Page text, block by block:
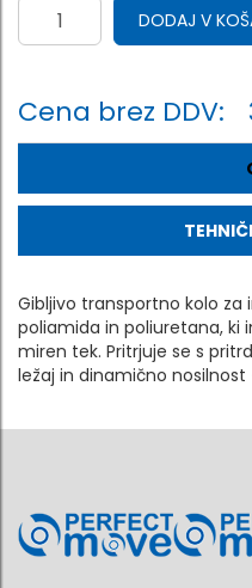
DODAJ V
Cena brez DDV:
Gibljivo transportno kolo
poliamida in poliuretana, ki
miren tek. Pritrjuje se s
ležaj in dinamično